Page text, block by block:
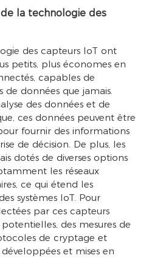
la technologie des
des capteurs IoT ont
petits, plus économes en
capables de
données que jamais.
des données et de
ces données peuvent être
fournir des informations
de décision. De plus, les
dotés de diverses options
les réseaux
ce qui étend les
systèmes IoT. Pour
par ces capteurs
des mesures de
de cryptage et
et mises en